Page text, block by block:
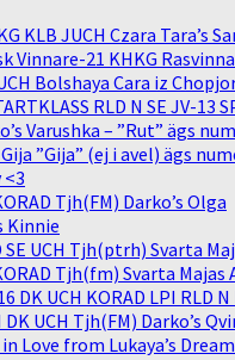
KLB JUCH Czara Tara’s
Vinnare-21 KHKG
Bolshaya Cara iz
RLD N SE JV-
Varushka – ”Rut” ägs
”Gija” (ej i avel) ägs
Tjh(FM) Darko’s Olga
Kinnie
SE UCH Tjh(ptrh) Svarta
Tjh(fm) Svarta Majas
DK UCH KORAD LPI RLD
DK UCH Tjh(FM) Darko’s
Love from Lukaya’s